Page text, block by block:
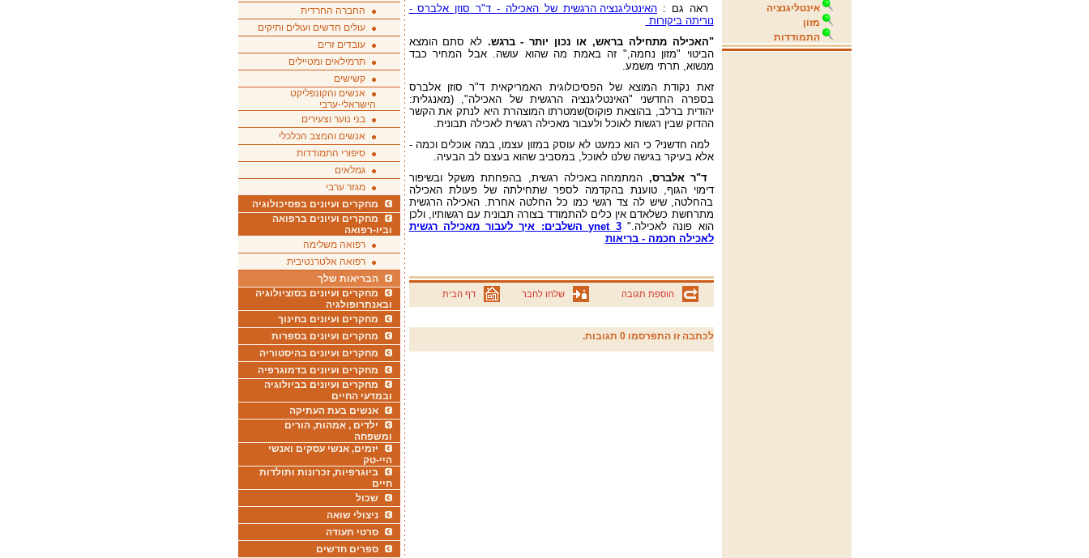
אינטליגנציה
מזון
התמודדות
ראה גם :האינטליגנציה הרגשית של האכילה - ד"ר סוזן אלברס -
נוריתה ביקורות
"האכילה מתחילה בראש, או נכון יותר - ברגש. לא סתם הומצא
הביטוי "מזון נחמה," זה באמת מה שהוא עושה. אבל המחיר כבד
מנשוא, תרתי משמע.
זאת נקודת המוצא של הפסיכולוגית האמריקאית ד"ר סוזן אלברס
בספרה החדשני "האינטליגנציה הרגשית של האכילה", (מאנגלית:
יהודית ברלב, בהוצאת פוקוס)שמטרתו המוצהרת היא לנתק את הקשר
ההדוק שבין רגשות לאוכל ולעבור מאכילה רגשית לאכילה תבונית.
למה חדשני? כי הוא כמעט לא עוסק במזון עצמו, במה אוכלים וכמה -
אלא בעיקר בגישה שלנו לאוכל, במסביב שהוא בעצם לב הבעיה.
ד"ר אלברס, המתמחה באכילה רגשית, בהפחתת משקל ובשיפור
דימוי הגוף, טוענת בהקדמה לספר שתחילתה של פעולת האכילה
בהחלטה, שיש לה צד רגשי כמו כל החלטה אחרת. האכילה הרגשית
מתרחשת כשלאדם אין כלים להתמודד בצורה תבונית עם רגשותיו, ולכן
הוא פונה לאכילה."
ynet 3 השלבים: איך לעבור מאכילה רגשית
לאכילה חכמה - בריאות
הוספת תגובה שלחו לחבר דף הבית
לכתבה זו התפרסמו 0 תגובות.
החברה החרדית
עולים חדשים ועולים ותיקים
עובדים זרים
תרמילאים ומטיילים
קשישים
אנשים והקונפליקט
הישראלי-ערבי
בני נוער וצעירים
אנשים והמצב הכלכלי
סיפורי התמודדות
גמלאים
מגזר ערבי
מחקרים ועיונים בפסיכולוגיה
מחקרים ועיונים ברפואה
וביו-רפואה
רפואה משלימה
רפואה אלטרנטיבית
הבריאות שלך
מחקרים ועיונים בסוציולוגיה
ובאנתרופולגיה
מחקרים ועיונים בחינוך
מחקרים ועיונים בספרות
מחקרים ועיונים בהיסטוריה
מחקרים ועיונים בדמוגרפיה
מחקרים ועיונים בביולוגיה
ובמדעי החיים
אנשים בעת העתיקה
ילדים , אמהות, הורים
ומשפחה
יזמים, אנשי עסקים ואנשי
היי-טק
ביוגרפיות, זכרונות ותולדות
חיים
שכול
ניצולי שואה
סרטי תעודה
ספרים חדשים